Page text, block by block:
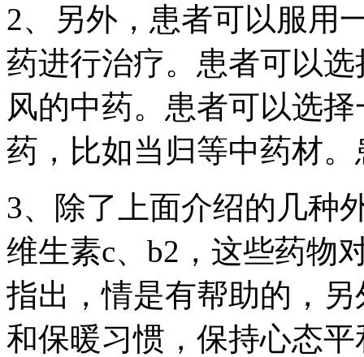
2、另外，患者可以服用
药进行治疗。患者可以
风的中药。患者可以选
药，比如当归等中药材
3、除了上面介绍的几种
维生素c、b2，这些药物
指出，情是有帮助的，
和保暖习惯，保持心态